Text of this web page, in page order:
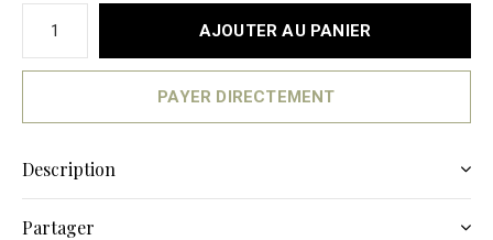
AJOUTER AU PANIER
PAYER DIRECTEMENT
Description
Partager